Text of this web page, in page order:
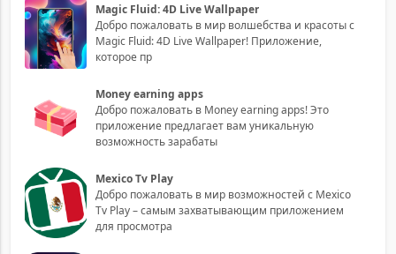
Magic Fluid: 4D Live Wallpaper
Добро пожаловать в мир волшебства и красоты с
Magic Fluid: 4D Live Wallpaper! Приложение,
которое пр
Money earning apps
Добро пожаловать в Money earning apps! Это
приложение предлагает вам уникальную
возможность зарабаты
Mexico Tv Play
Добро пожаловать в мир возможностей с Mexico
Tv Play – самым захватывающим приложением
для просмотра